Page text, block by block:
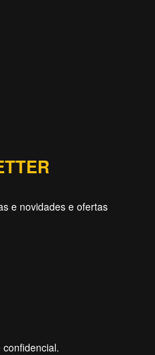
e novidades e ofertas